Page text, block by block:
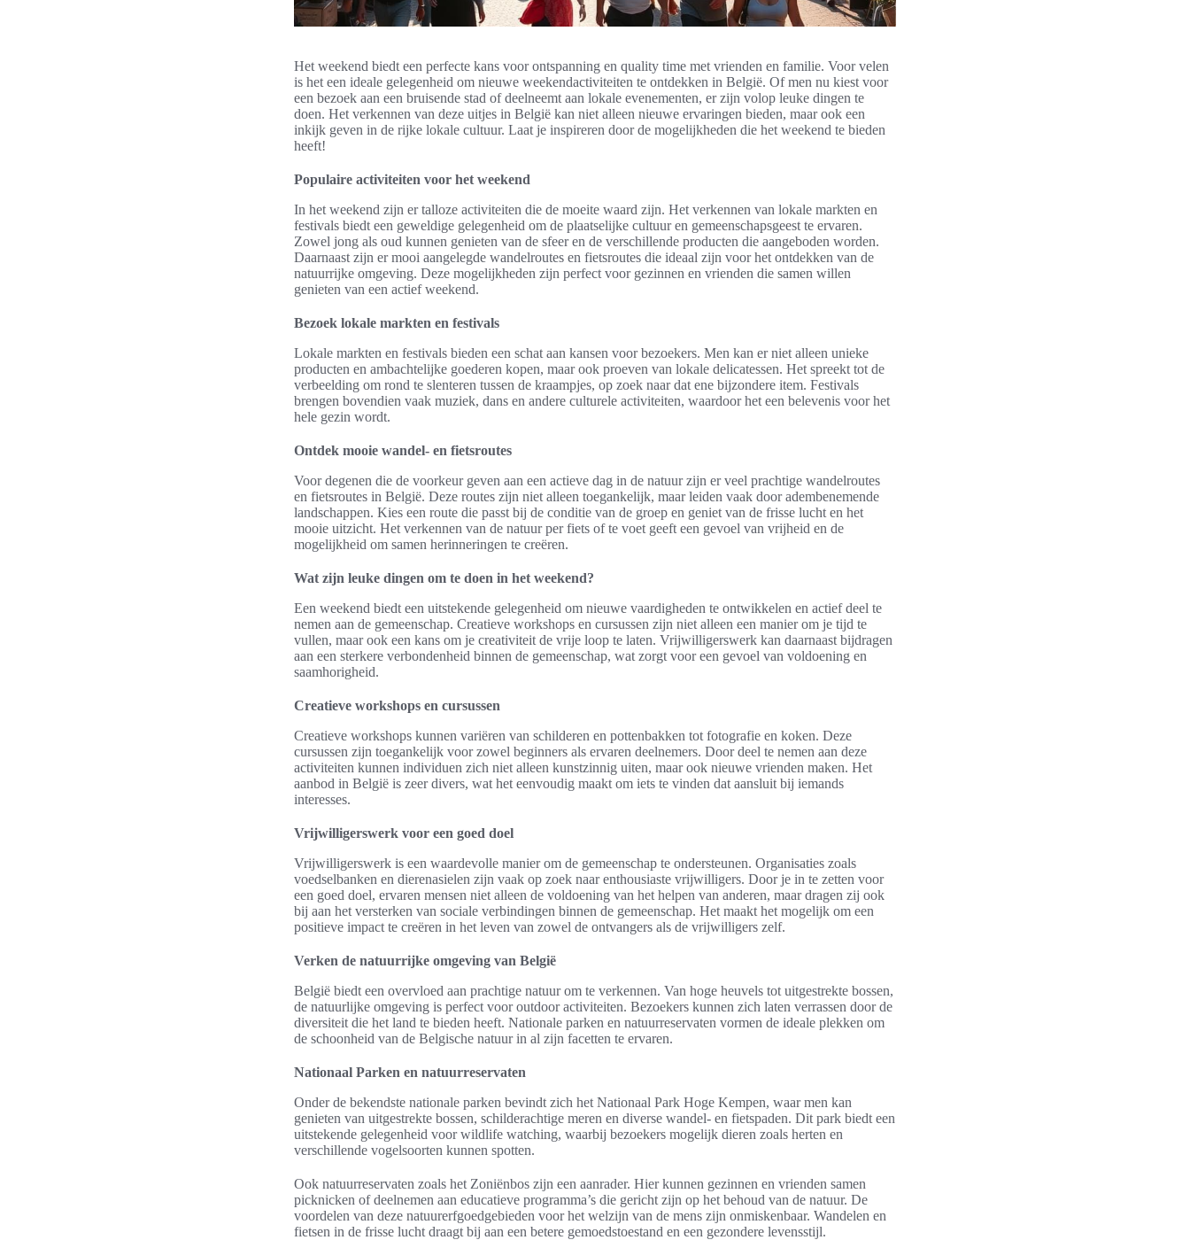
Het weekend biedt een perfecte kans voor ontspanning en quality time met vrienden en familie. Voor velen
is het een ideale gelegenheid om nieuwe weekendactiviteiten te ontdekken in België. Of men nu kiest voor
een bezoek aan een bruisende stad of deelneemt aan lokale evenementen, er zijn volop leuke dingen te
doen. Het verkennen van deze uitjes in België kan niet alleen nieuwe ervaringen bieden, maar ook een
inkijk geven in de rijke lokale cultuur. Laat je inspireren door de mogelijkheden die het weekend te bieden
heeft!
Populaire activiteiten voor het weekend
In het weekend zijn er talloze activiteiten die de moeite waard zijn. Het verkennen van lokale markten en
festivals biedt een geweldige gelegenheid om de plaatselijke cultuur en gemeenschapsgeest te ervaren.
Zowel jong als oud kunnen genieten van de sfeer en de verschillende producten die aangeboden worden.
Daarnaast zijn er mooi aangelegde wandelroutes en fietsroutes die ideaal zijn voor het ontdekken van de
natuurrijke omgeving. Deze mogelijkheden zijn perfect voor gezinnen en vrienden die samen willen
genieten van een actief weekend.
Bezoek lokale markten en festivals
Lokale markten en festivals bieden een schat aan kansen voor bezoekers. Men kan er niet alleen unieke
producten en ambachtelijke goederen kopen, maar ook proeven van lokale delicatessen. Het spreekt tot de
verbeelding om rond te slenteren tussen de kraampjes, op zoek naar dat ene bijzondere item. Festivals
brengen bovendien vaak muziek, dans en andere culturele activiteiten, waardoor het een belevenis voor het
hele gezin wordt.
Ontdek mooie wandel- en fietsroutes
Voor degenen die de voorkeur geven aan een actieve dag in de natuur zijn er veel prachtige wandelroutes
en fietsroutes in België. Deze routes zijn niet alleen toegankelijk, maar leiden vaak door adembenemende
landschappen. Kies een route die passt bij de conditie van de groep en geniet van de frisse lucht en het
mooie uitzicht. Het verkennen van de natuur per fiets of te voet geeft een gevoel van vrijheid en de
mogelijkheid om samen herinneringen te creëren.
Wat zijn leuke dingen om te doen in het weekend?
Een weekend biedt een uitstekende gelegenheid om nieuwe vaardigheden te ontwikkelen en actief deel te
nemen aan de gemeenschap. Creatieve workshops en cursussen zijn niet alleen een manier om je tijd te
vullen, maar ook een kans om je creativiteit de vrije loop te laten. Vrijwilligerswerk kan daarnaast bijdragen
aan een sterkere verbondenheid binnen de gemeenschap, wat zorgt voor een gevoel van voldoening en
saamhorigheid.
Creatieve workshops en cursussen
Creatieve workshops kunnen variëren van schilderen en pottenbakken tot fotografie en koken. Deze
cursussen zijn toegankelijk voor zowel beginners als ervaren deelnemers. Door deel te nemen aan deze
activiteiten kunnen individuen zich niet alleen kunstzinnig uiten, maar ook nieuwe vrienden maken. Het
aanbod in België is zeer divers, wat het eenvoudig maakt om iets te vinden dat aansluit bij iemands
interesses.
Vrijwilligerswerk voor een goed doel
Vrijwilligerswerk is een waardevolle manier om de gemeenschap te ondersteunen. Organisaties zoals
voedselbanken en dierenasielen zijn vaak op zoek naar enthousiaste vrijwilligers. Door je in te zetten voor
een goed doel, ervaren mensen niet alleen de voldoening van het helpen van anderen, maar dragen zij ook
bij aan het versterken van sociale verbindingen binnen de gemeenschap. Het maakt het mogelijk om een
positieve impact te creëren in het leven van zowel de ontvangers als de vrijwilligers zelf.
Verken de natuurrijke omgeving van België
België biedt een overvloed aan prachtige natuur om te verkennen. Van hoge heuvels tot uitgestrekte bossen,
de natuurlijke omgeving is perfect voor outdoor activiteiten. Bezoekers kunnen zich laten verrassen door de
diversiteit die het land te bieden heeft. Nationale parken en natuurreservaten vormen de ideale plekken om
de schoonheid van de Belgische natuur in al zijn facetten te ervaren.
Nationaal Parken en natuurreservaten
Onder de bekendste nationale parken bevindt zich het Nationaal Park Hoge Kempen, waar men kan
genieten van uitgestrekte bossen, schilderachtige meren en diverse wandel- en fietspaden. Dit park biedt een
uitstekende gelegenheid voor wildlife watching, waarbij bezoekers mogelijk dieren zoals herten en
verschillende vogelsoorten kunnen spotten.
Ook natuurreservaten zoals het Zoniënbos zijn een aanrader. Hier kunnen gezinnen en vrienden samen
picknicken of deelnemen aan educatieve programma’s die gericht zijn op het behoud van de natuur. De
voordelen van deze natuurerfgoedgebieden voor het welzijn van de mens zijn onmiskenbaar. Wandelen en
fietsen in de frisse lucht draagt bij aan een betere gemoedstoestand en een gezondere levensstijl.